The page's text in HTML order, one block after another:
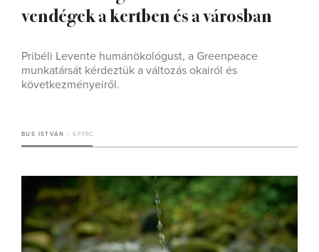
vendégek a kertben és a városban
Pribéli Levente humánökológust, a Greenpeace
munkatársát kérdeztük a változás okairól és
következményeiről.
BUS ISTVÁN 6 PERC